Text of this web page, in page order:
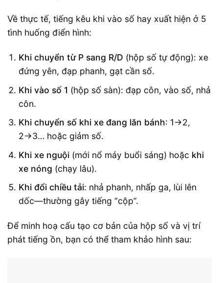
Về thực tế, tiếng kêu khi vào số hay xuất hiện ở 5
tình huống điển hình:
Khi chuyển từ P sang R/D (hộp số tự động): xe
đứng yên, đạp phanh, gạt cần số.
Khi vào số 1 (hộp số sàn): đạp côn, vào số, nhả
côn.
Khi chuyển số khi xe đang lăn bánh: 1→2,
2→3… hoặc giảm số.
Khi xe nguội(mới nổ máy buổi sáng) hoặc khi
xe nóng (chạy lâu).
Khi đổi chiều tải: nhả phanh, nhấp ga, lùi lên
dốc—thường gây tiếng “cộp”.
Để minh hoạ cấu tạo cơ bản của hộp số và vị trí
phát tiếng ồn, bạn có thể tham khảo hình sau: